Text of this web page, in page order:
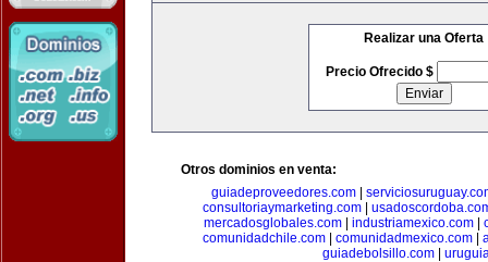
Realizar una Oferta
Precio Ofrecido $
Otros dominios en venta:
guiadeproveedores.com|
consultoriaymarketing.com
mercadosglobales.com| industriamexico.com|
comunidadchile.com
comunidadmexico.com
guiadebolsillo.com